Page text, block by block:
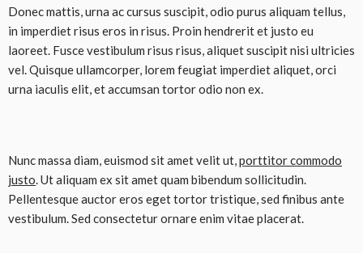
Donec mattis, urna ac cursus suscipit, odio purus aliquam tellus,
in imperdiet risus eros in risus. Proin hendrerit et justo eu
laoreet. Fusce vestibulum risus risus, aliquet suscipit nisi ultricies
vel. Quisque ullamcorper, lorem feugiat imperdiet aliquet, orci
urna iaculis elit, et accumsan tortor odio non ex.
Nunc massa diam, euismod sit amet velit ut,porttitor commodo
justo. Ut aliquam ex sit amet quam bibendum sollicitudin.
Pellentesque auctor eros eget tortor tristique, sed finibus ante
vestibulum. Sed consectetur ornare enim vitae placerat.